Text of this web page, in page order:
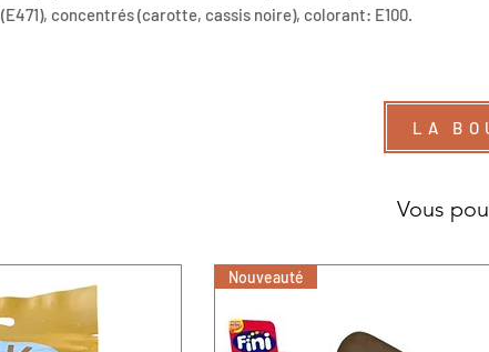
(E471), concentrés (carotte, cassis noire), colorant: E100.
LA
Vous
Nouveauté